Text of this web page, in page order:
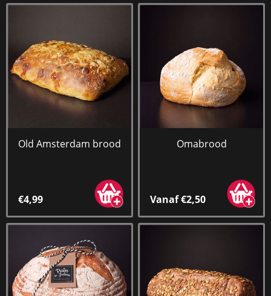
Old Amsterdam brood
€4,99
Omabrood
Vanaf €2,50